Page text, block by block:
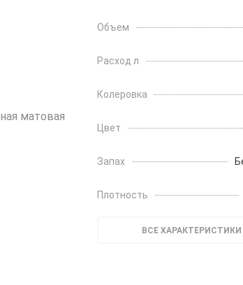
Объем
Расход л
Колеровка
Цвет
Запах
Плотность
ВСЕ ХАРАКТЕРИСТИКИ